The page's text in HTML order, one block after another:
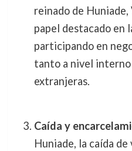
reinado de
papel destacado en
participando en
tanto a nivel
extranjeras.
Caída y
Huniade, la caída de